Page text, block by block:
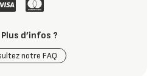
Plus d’infos ?
notre FAQ